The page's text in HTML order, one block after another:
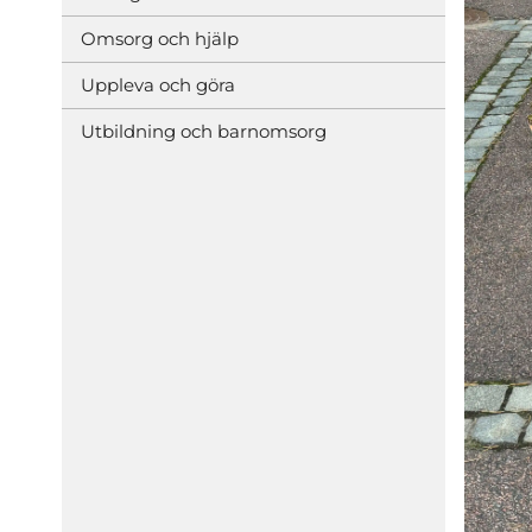
Omsorg och hjälp
Uppleva och göra
Utbildning och barnomsorg